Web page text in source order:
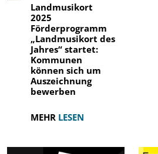
Landmusikort
2025
Förderprogramm
„Landmusikort des
Jahres“ startet:
Kommunen
können sich um
Auszeichnung
bewerben
MEHR LESEN